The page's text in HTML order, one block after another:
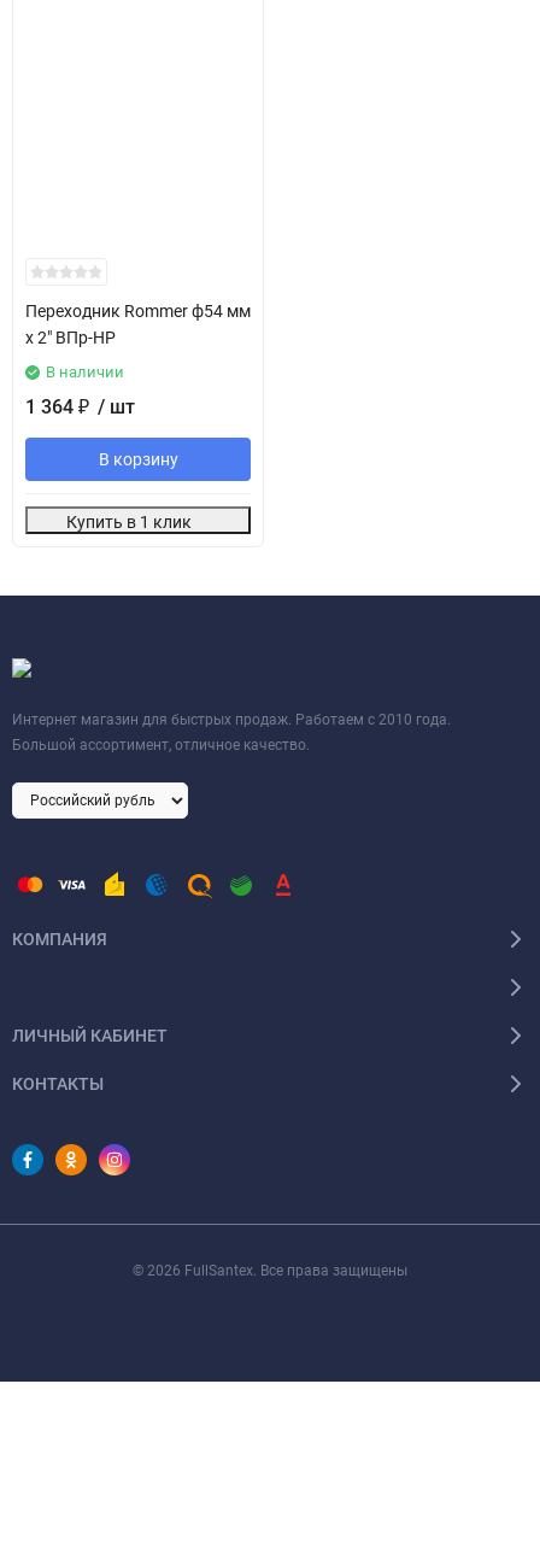
Переходник Rommer ф54 мм
х 2" ВПр-НР
В наличии
1 364 ₽ / шт
В корзину
Купить в 1 клик
Интернет магазин для быстрых продаж. Работаем с 2010 года.
Большой ассортимент, отличное качество.
КОМПАНИЯ
ЛИЧНЫЙ КАБИНЕТ
КОНТАКТЫ
© 2026 FullSantex. Все права защищены